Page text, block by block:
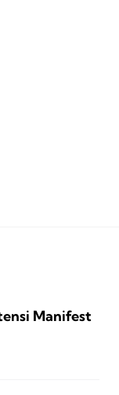
Manifest